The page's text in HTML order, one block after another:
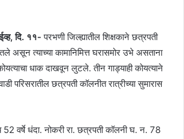
दि. ११- परभणी जिल्ह्यातील शिक्षकाने छत्रपती
असून त्याच्या कामानिमित्त घरासमोर उभे असताना
धाक दाखवून लुटले. तीन गाड्याही कोयत्याने
परिसरातील छत्रपती कॉलनीत रात्रीच्या सुमारास
52 वर्षे धंदा. नोकरी रा. छत्रपती कॉलनी घ. न. 78